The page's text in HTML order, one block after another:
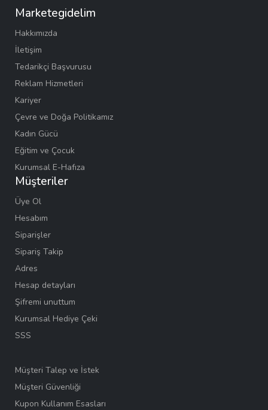
Marketegidelim
Hakkımızda
İletişim
Tedarikçi Başvurusu
Reklam Hizmetleri
Kariyer
Çevre ve Doğa Politikamız
Kadın Gücü
Eğitim ve Çocuk
Kurumsal E-Hafıza
Müşteriler
Üye Ol
Hesabım
Siparişler
Sipariş Takip
Adres
Hesap detayları
Şifremi unuttum
Kurumsal Hediye Çeki
SSS
Müşteri Talep ve İstek
Müşteri Güvenliği
Kupon Kullanım Esasları